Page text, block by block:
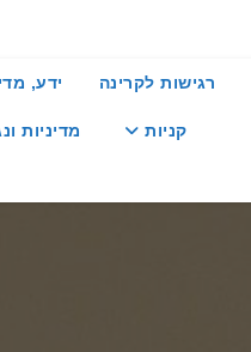
רגישות לקרינה ידע,
קניות מדיניות